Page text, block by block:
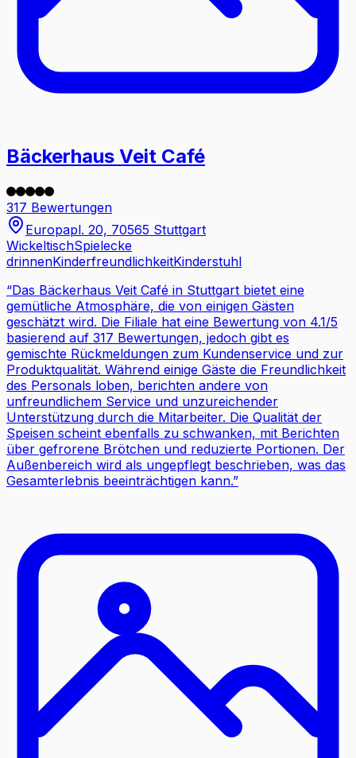
Bäckerhaus Veit Café
317 Bewertungen
Europapl. 20, 70565 Stuttgart
WickeltischSpielecke
drinnenKinderfreundlichkeitKinderstuhl
“Das Bäckerhaus Veit Café in Stuttgart bietet eine
gemütliche Atmosphäre, die von einigen Gästen
geschätzt wird. Die Filiale hat eine Bewertung von 4.1/5
basierend auf 317 Bewertungen, jedoch gibt es
gemischte Rückmeldungen zum Kundenservice und zur
Produktqualität. Während einige Gäste die Freundlichkeit
des Personals loben, berichten andere von
unfreundlichem Service und unzureichender
Unterstützung durch die Mitarbeiter. Die Qualität der
Speisen scheint ebenfalls zu schwanken, mit Berichten
über gefrorene Brötchen und reduzierte Portionen. Der
Außenbereich wird als ungepflegt beschrieben, was das
Gesamterlebnis beeinträchtigen kann.”